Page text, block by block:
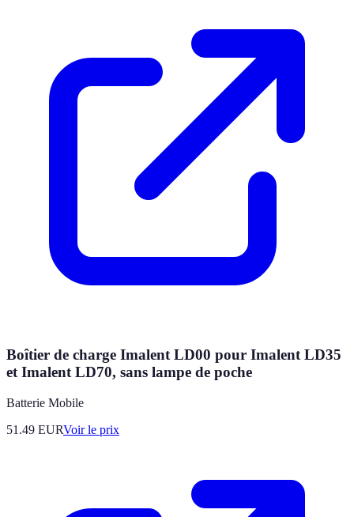
Boîtier de charge Imalent LD00 pour Imalent LD35
et Imalent LD70, sans lampe de poche
Batterie Mobile
51.49 EURVoir le prix